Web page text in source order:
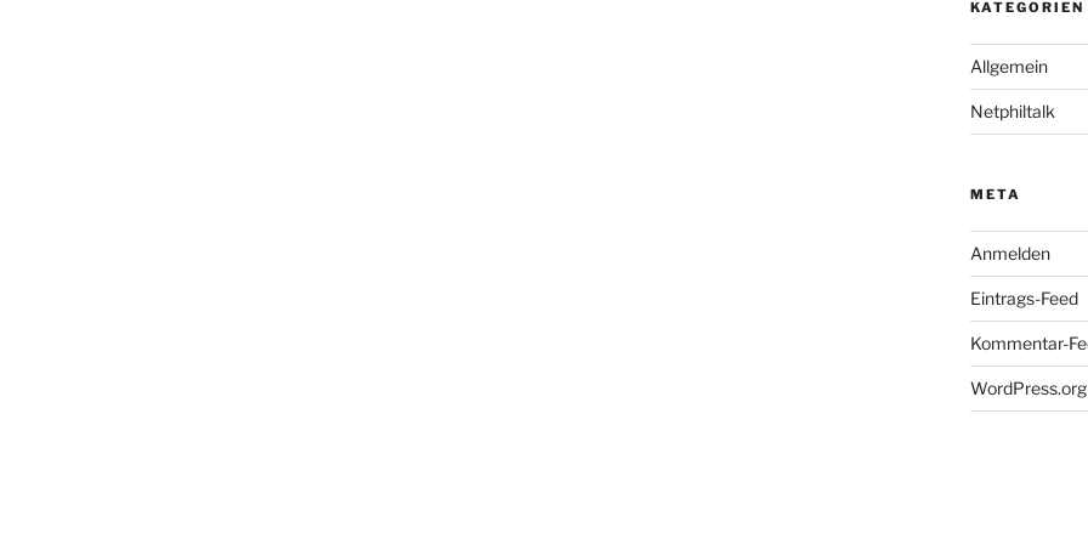
KATEGORIEN
Allgemein
Netphiltalk
META
Anmelden
Eintrags-Feed
Kommentar-
WordPress.org